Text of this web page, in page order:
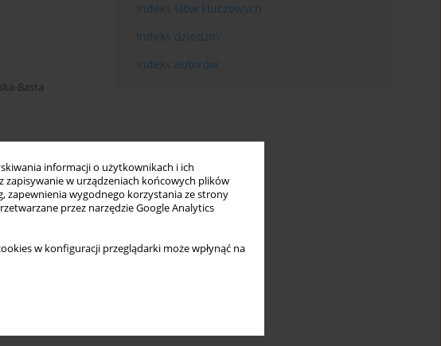
informacji o użytkownikach i ich
w urządzeniach końcowych plików
zapewnienia wygodnego korzystania ze strony
przez narzędzie Google Analytics
w konfiguracji przeglądarki może wpłynąć na
Basta
Indeks słów kluczowych
Indeks dziedzin
Indeks autorów